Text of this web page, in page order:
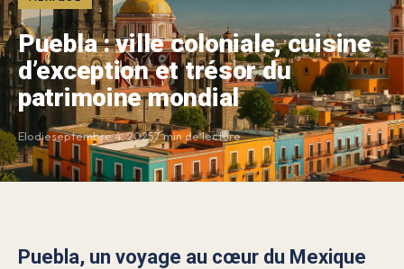
Puebla : ville coloniale, cuisine
d’exception et trésor du
patrimoine mondial
Elodieseptembre 4, 20257 min de lecture
Puebla, un voyage au cœur du Mexique